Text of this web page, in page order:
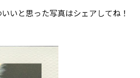
いと思った写真はシェアしてね！